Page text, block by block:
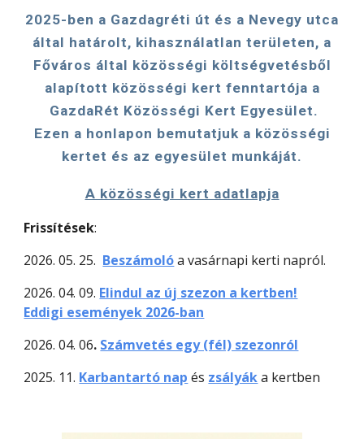
2025-ben a Gazdagréti út és a Nevegy utca
által határolt, kihasználatlan területen, a
Főváros által közösségi költségvetésből
alapított közösségi kert fenntartója a
GazdaRét Közösségi Kert Egyesület.
Ezen a honlapon bemutatjuk a közösségi
kertet és az egyesület munkáját.
A közösségi kert adatlapja
Frissítések:
2026. 05. 25. Beszámoló a vasárnapi kerti napról.
2026. 04. 09. Elindul az új szezon a kertben!
Eddigi események 2026-ban
2026. 04. 06. Számvetés egy (fél) szezonról
2025. 11. Karbantartó nap és zsályák a kertben